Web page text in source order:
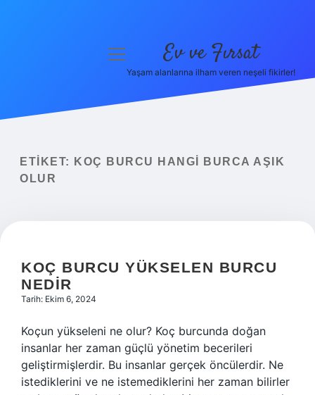
Yasal Uyarı
menüyü
Ev ve Fırsat
Yaşam alanlarına ilham veren neşeli fikirler!
ETIKET:
KOÇ BURCU HANGI BURCA AŞIK
OLUR
KOÇ BURCU YÜKSELEN BURCU
NEDIR
Tarih: Ekim 6, 2024
Koçun yükseleni ne olur? Koç burcunda doğan
insanlar her zaman güçlü yönetim becerileri
geliştirmişlerdir. Bu insanlar gerçek öncülerdir. Ne
istediklerini ve ne istemediklerini her zaman bilirler